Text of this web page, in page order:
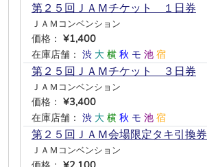
第２５回ＪＡＭチケット １日券
ＪＡＭコンベンション
価格： ¥1,400
在庫店舗： 渋 大 横 秋 モ 池 宿
第２５回ＪＡＭチケット ３日券
ＪＡＭコンベンション
価格： ¥3,400
在庫店舗： 渋 大 横 秋 モ 池 宿
第２５回ＪＡＭ会場限定タキ引換券
ＪＡＭコンベンション